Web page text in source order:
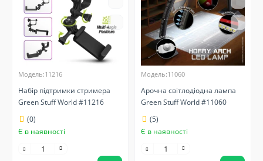
Модель:11216
Набір підтримки стримера
Green Stuff World #11216
(0)
Є в наявності
Модель:11060
Арочна світлодіодна лампа
Green Stuff World #11060
(5)
Є в наявності